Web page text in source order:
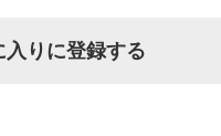
入りに登録する